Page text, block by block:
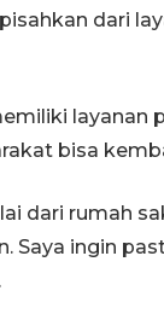
dari
layanan
bisa
dari rumah
Saya ingin